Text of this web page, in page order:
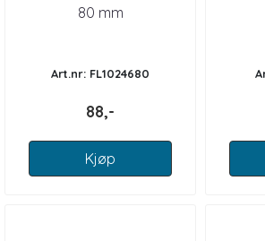
80 mm
Art.nr: FL1024680
88,-
Kjøp